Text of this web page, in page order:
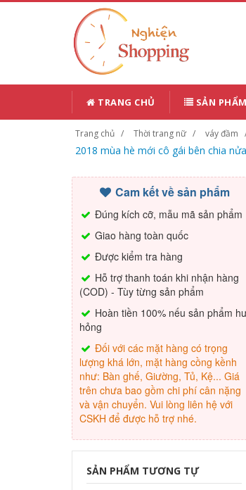
TRANG CHỦ SẢN PHẨM
Trang chủ Thời trang nữ váy đầm
2018 mùa hè mới cô gái bên chia
Cam kết về sản phẩm
Đúng kích cỡ, mẫu mã sản phẩm
Giao hàng toàn quốc
Được kiểm tra hàng
Hỗ trợ thanh toán khi nhận hàng
(COD) - Tùy từng sản phẩm
Hoàn tiền 100% nếu sản phẩm
hỏng
Đối với các mặt hàng có trọng
lượng khá lớn, mặt hàng cồng kềnh
như: Bàn ghế, Giường, Tủ, Kệ... Giá
trên chưa bao gồm chi phí cân nặng
và vận chuyển. Vui lòng liên hệ với
CSKH để được hỗ trợ nhé.
SẢN PHẨM TƯƠNG TỰ